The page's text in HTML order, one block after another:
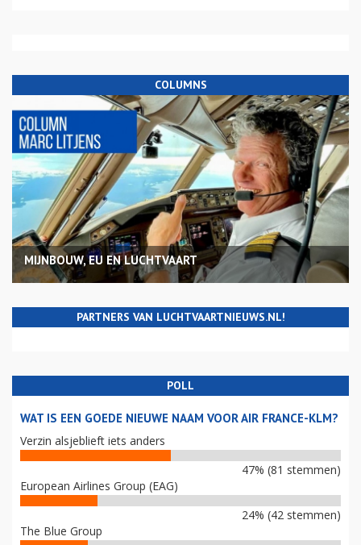
COLUMNS
MIJNBOUW, EU EN LUCHTVAART
PARTNERS VAN LUCHTVAARTNIEUWS.NL!
POLL
WAT IS EEN GOEDE NIEUWE NAAM VOOR AIR FRANCE-KLM?
Verzin alsjeblieft iets anders
47% (81 stemmen)
European Airlines Group (EAG)
24% (42 stemmen)
The Blue Group